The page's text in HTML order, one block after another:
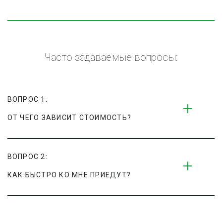
Часто задаваемые вопросы:
ВОПРОС 1:
ОТ ЧЕГО ЗАВИСИТ СТОИМОСТЬ?
ВОПРОС 2:
КАК БЫСТРО КО МНЕ ПРИЕДУТ?